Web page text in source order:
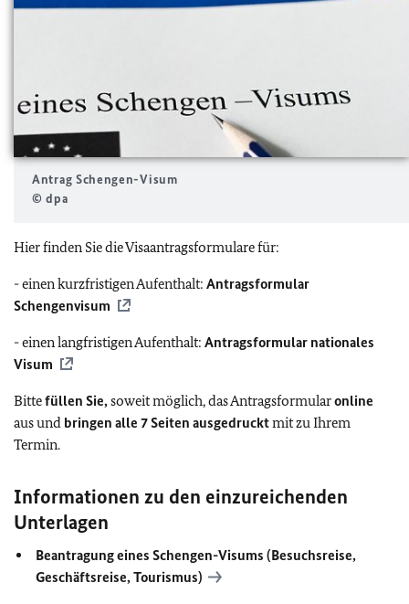
Antrag Schengen-Visum
© dpa
Hier finden Sie die Visaantragsformulare für:
- einen kurzfristigen Aufenthalt: Antragsformular
Schengenvisum
- einen langfristigen Aufenthalt: Antragsformular nationales
Visum
Bittefüllen Sie,soweit möglich, das Antragsformularonline
aus und bringen alle 7 Seiten ausgedrucktmit zu Ihrem
Termin.
Informationen zu den einzureichenden
Unterlagen
Beantragung eines Schengen-Visums (Besuchsreise,
Geschäftsreise, Tourismus)